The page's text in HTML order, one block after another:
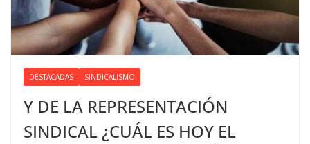
DESTACADAS SINDICALISMO
Y DE LA REPRESENTACIÓN
SINDICAL ¿CUÁL ES HOY EL